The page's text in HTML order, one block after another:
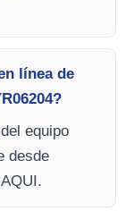
línea de
equipo
desde